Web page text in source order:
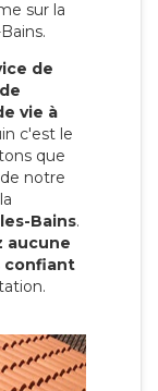
sur la
de
vie à
c'est le
que
notre
Bains.
aucune
confiant